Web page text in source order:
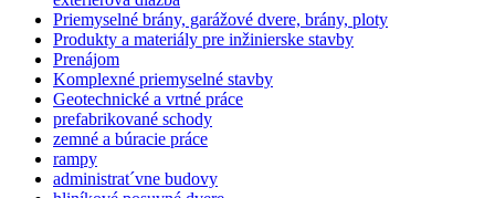
Priemyselné brány, garážové dvere, brány, ploty
Produkty a materiály pre inžinierske stavby
Prenájom
Komplexné priemyselné stavby
Geotechnické a vrtné práce
prefabrikované schody
zemné a búracie práce
rampy
administrat´vne budovy